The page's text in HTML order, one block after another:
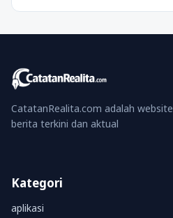
CatatanRealita.com adalah
berita terkini dan aktual
Kategori
aplikasi